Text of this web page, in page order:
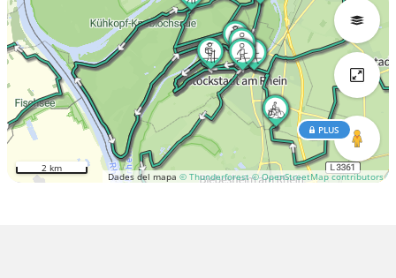
Dades del mapa © Thunderforest © OpenStreetMap contributors
PLUS
2 km